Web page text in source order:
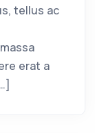
tellus ac
erat a